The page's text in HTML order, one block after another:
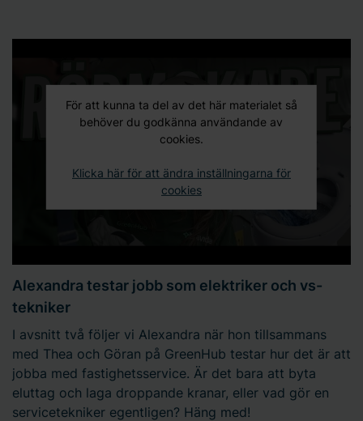
För att kunna ta del av det här materialet så
behöver du godkänna användande av
cookies.
Klicka här för att ändra inställningarna för
cookies
Alexandra testar jobb som elektriker och vs-
tekniker
I avsnitt två följer vi Alexandra när hon tillsammans
med Thea och Göran på GreenHub testar hur det är att
jobba med fastighetsservice. Är det bara att byta
eluttag och laga droppande kranar, eller vad gör en
servicetekniker egentligen? Häng med!